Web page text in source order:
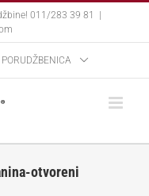
011/283 39 81
PORUDŽBENICA
otvoreni